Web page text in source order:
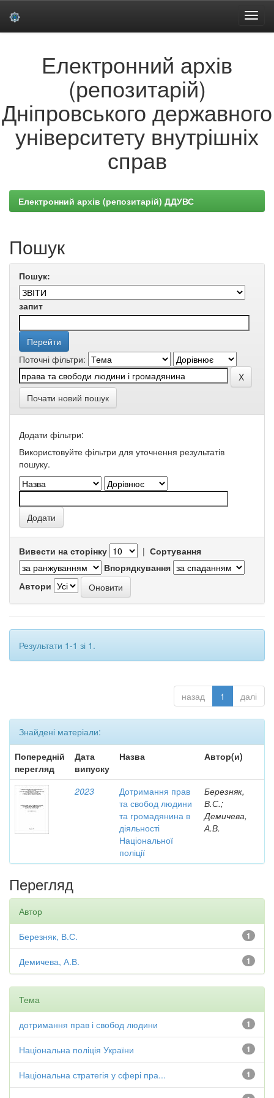
Електронний архів
(репозитарій)
Дніпровського державного
університету внутрішніх
справ
Електронний архів (репозитарій) ДДУВС
Пошук
Пошук:
запит
Поточні фільтри:
Почати новий пошук
Додати фільтри:
Використовуйте фільтри для уточнення результатів
пошуку.
Вивести на сторінку | Сортування
Впорядкування
Автори
Результати 1-1 зі 1.
назад 1 далі
Знайдені матеріали:
Попередній
перегляд
Дата
випуску
Назва Автор(и)
2023
Дотримання прав
та свобод людини
та громадянина в
діяльності
Національної
поліції
Березняк,
В.С.;
Демичева,
А.В.
Перегляд
Автор
1
Березняк, В.С.
1
Демичева, А.В.
Тема
1
дотримання прав і свобод людини
1
Національна поліція України
1
Національна стратегія у сфері пра...